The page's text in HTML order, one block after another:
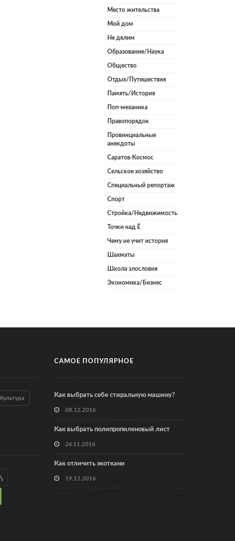
Место жительства
Мой дом
Не делим
Образование/Наука
Общество
Отдых/Путешествия
Память/История
Поп-механика
Правопорядок
Провинциальные
анекдоты
Саратов-Космос
Сельское хозяйство
Специальный репортаж
Спорт
Стройка/Недвижимость
Точки над Ё
Чему не учит история
Шахматы
Школа злословия
Экономика/Бизнес
Культура
САМОЕ ПОПУЛЯРНОЕ
Как выбрать себе стиральную машину?
08.12.2016
Как выбрать полипропиленовый лист
26.11.2016
Как отличить экоткани
19.11.2016